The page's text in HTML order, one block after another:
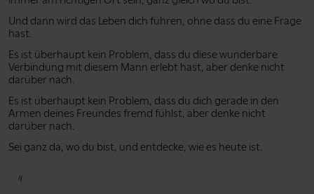
Und dann wird das Leben dich führen, ohne dass du eine Frage
hast.
Es ist überhaupt kein Problem, dass du diese wunderbare
Verbindung mit diesem Mann erlebt hast, aber denke nicht
darüber nach.
Es ist überhaupt kein Problem, dass du dich gerade in den
Armen deines Freundes fremd fühlst, aber denke nicht
darüber nach.
Sei ganz da, wo du bist, und entdecke, wie es heute ist.